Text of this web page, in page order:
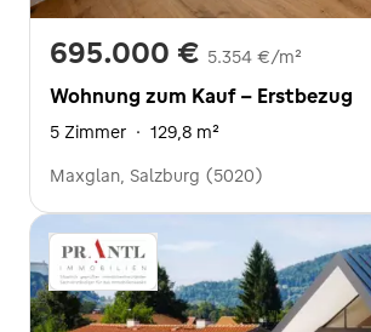
695.000 € 5.354 €/m²
Wohnung zum Kauf - Erstbezug
5 Zimmer · 129,8 m²
Maxglan, Salzburg (5020)